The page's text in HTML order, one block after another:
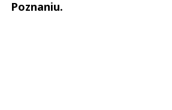
Poznaniu.